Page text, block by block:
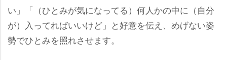
い」「（ひとみが気になってる）何人かの中に（自分
が）入ってればいいけど」と好意を伝え、めげない姿
勢でひとみを照れさせます。